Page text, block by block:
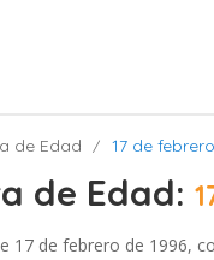
de Edad 17 de
de Edad:
17 de febrero de 1996,